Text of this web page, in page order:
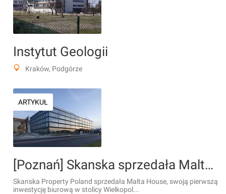
Instytut Geologii
Kraków, Podgórze
ARTYKUŁ
[Poznań] Skanska sprzedała Malta House w Poznaniu wehikułowi utworzonemu przez REINO Partners oraz Bluehouse Capital Advisor
Skanska Property Poland sprzedała Malta House, swoją pierwszą
inwestycję biurową w stolicy Wielkopol...